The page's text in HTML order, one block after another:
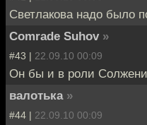
Светлакова надо было
Comrade Suhov »
#43 | 22.09.10 00:09
Он бы и в роли
валотька »
#44 | 22.09.10 00:09